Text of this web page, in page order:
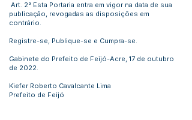
Art. 2° Esta Portaria entra em vigor na data de sua
publicação, revogadas as disposições em
contrário.
Registre-se, Publique-se e Cumpra-se.
Gabinete do Prefeito de Feijó-Acre, 17 de outubro
de 2022.
Kiefer Roberto Cavalcante Lima
Prefeito de Feijó